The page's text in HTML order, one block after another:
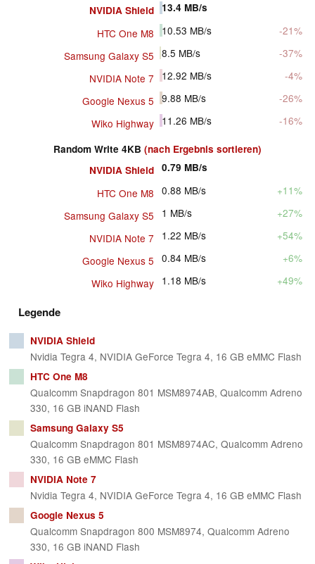
NVIDIA Shield
13.4 MB/s
HTC One M8 10.53 MB/s
-21%
Samsung Galaxy S5 8.5 MB/s
-37%
NVIDIA Note 7
12.92 MB/s
-4%
Google Nexus 5 9.88 MB/s
-26%
Wiko Highway 11.26 MB/s -16%
Random Write 4KB (nach Ergebnis sortieren)
NVIDIA Shield 0.79 MB/s
HTC One M8 0.88 MB/s
+11%
Samsung Galaxy S5
1 MB/s
+27%
NVIDIA Note 7
1.22 MB/s
+54%
Google Nexus 5 0.84 MB/s
+6%
Wiko Highway 1.18 MB/s +49%
Legende
NVIDIA Shield
Nvidia Tegra 4, NVIDIA GeForce Tegra 4, 16 GB eMMC Flash
HTC One M8
Qualcomm Snapdragon 801 MSM8974AB, Qualcomm Adreno
330, 16 GB iNAND Flash
Samsung Galaxy S5
Qualcomm Snapdragon 801 MSM8974AC, Qualcomm Adreno
330, 16 GB eMMC Flash
NVIDIA Note 7
Nvidia Tegra 4, NVIDIA GeForce Tegra 4, 16 GB eMMC Flash
Google Nexus 5
Qualcomm Snapdragon 800 MSM8974, Qualcomm Adreno
330, 16 GB iNAND Flash